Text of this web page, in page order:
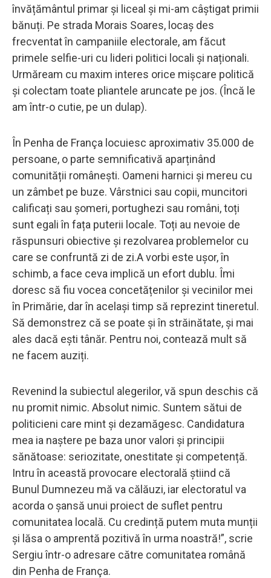
învățământul primar și liceal și mi-am câștigat primii
bănuți. Pe strada Morais Soares, locaș des
frecventat în campaniile electorale, am făcut
primele selfie-uri cu lideri politici locali și naționali.
Urmăream cu maxim interes orice mișcare politică
și colectam toate pliantele aruncate pe jos. (Încă le
am într-o cutie, pe un dulap).
În Penha de França locuiesc aproximativ 35.000 de
persoane, o parte semnificativă aparținând
comunității românești. Oameni harnici și mereu cu
un zâmbet pe buze. Vârstnici sau copii, muncitori
calificați sau șomeri, portughezi sau români, toți
sunt egali în fața puterii locale. Toți au nevoie de
răspunsuri obiective și rezolvarea problemelor cu
care se confruntă zi de zi.A vorbi este ușor, în
schimb, a face ceva implică un efort dublu. Îmi
doresc să fiu vocea concetățenilor și vecinilor mei
în Primărie, dar în același timp să reprezint tineretul.
Să demonstrez că se poate și în străinătate, și mai
ales dacă ești tânăr. Pentru noi, contează mult să
ne facem auziți.
Revenind la subiectul alegerilor, vă spun deschis că
nu promit nimic. Absolut nimic. Suntem sătui de
politicieni care mint și dezamăgesc. Candidatura
mea ia naștere pe baza unor valori și principii
sănătoase: seriozitate, onestitate și competență.
Intru în această provocare electorală știind că
Bunul Dumnezeu mă va călăuzi, iar electoratul va
acorda o șansă unui proiect de suflet pentru
comunitatea locală. Cu credință putem muta munții
și lăsa o amprentă pozitivă în urma noastră!”, scrie
Sergiu într-o adresare către comunitatea română
din Penha de França.